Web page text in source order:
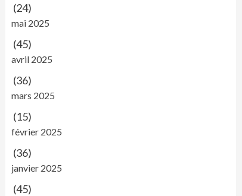
(24)
mai 2025
(45)
avril 2025
(36)
mars 2025
(15)
février 2025
(36)
janvier 2025
(45)